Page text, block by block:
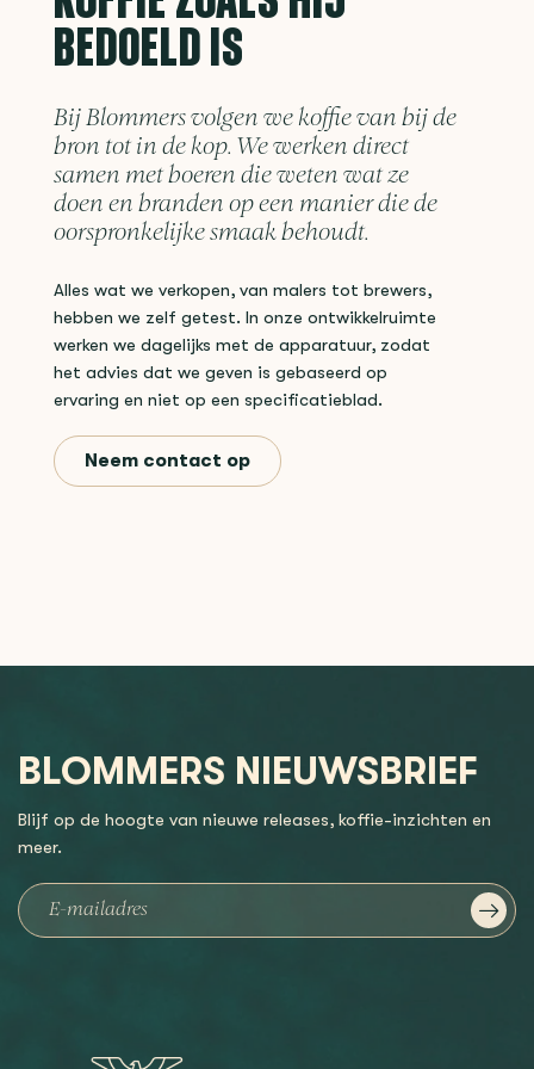
BEDOELD IS
Bij Blommers volgen we koffie van bij de
bron tot in de kop. We werken direct
samen met boeren die weten wat ze
doen en branden op een manier die de
oorspronkelijke smaak behoudt.
Alles wat we verkopen, van malers tot brewers,
hebben we zelf getest. In onze ontwikkelruimte
werken we dagelijks met de apparatuur, zodat
het advies dat we geven is gebaseerd op
ervaring en niet op een specificatieblad.
Neem contact op
BLOMMERS NIEUWSBRIEF
Blijf op de hoogte van nieuwe releases, koffie-inzichten en
meer.